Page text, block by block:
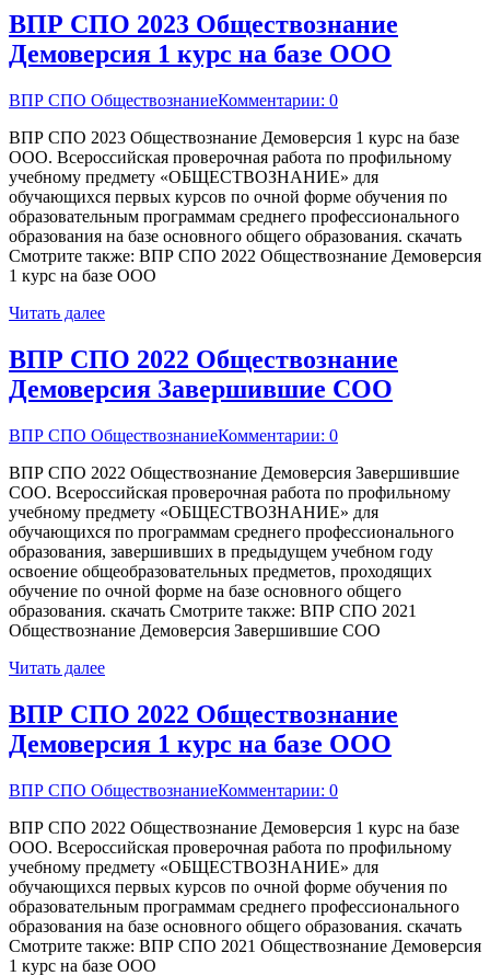
ВПР СПО 2023 Обществознание
Демоверсия 1 курс на базе ООО
ВПР СПО ОбществознаниеКомментарии: 0
ВПР СПО 2023 Обществознание Демоверсия 1 курс на базе
ООО. Всероссийская проверочная работа по профильному
учебному предмету «ОБЩЕСТВОЗНАНИЕ» для
обучающихся первых курсов по очной форме обучения по
образовательным программам среднего профессионального
образования на базе основного общего образования. скачать
Смотрите также: ВПР СПО 2022 Обществознание Демоверсия
1 курс на базе ООО
Читать далее
ВПР СПО 2022 Обществознание
Демоверсия Завершившие СОО
ВПР СПО ОбществознаниеКомментарии: 0
ВПР СПО 2022 Обществознание Демоверсия Завершившие
СОО. Всероссийская проверочная работа по профильному
учебному предмету «ОБЩЕСТВОЗНАНИЕ» для
обучающихся по программам среднего профессионального
образования, завершивших в предыдущем учебном году
освоение общеобразовательных предметов, проходящих
обучение по очной форме на базе основного общего
образования. скачать Смотрите также: ВПР СПО 2021
Обществознание Демоверсия Завершившие СОО
Читать далее
ВПР СПО 2022 Обществознание
Демоверсия 1 курс на базе ООО
ВПР СПО ОбществознаниеКомментарии: 0
ВПР СПО 2022 Обществознание Демоверсия 1 курс на базе
ООО. Всероссийская проверочная работа по профильному
учебному предмету «ОБЩЕСТВОЗНАНИЕ» для
обучающихся первых курсов по очной форме обучения по
образовательным программам среднего профессионального
образования на базе основного общего образования. скачать
Смотрите также: ВПР СПО 2021 Обществознание Демоверсия
1 курс на базе ООО